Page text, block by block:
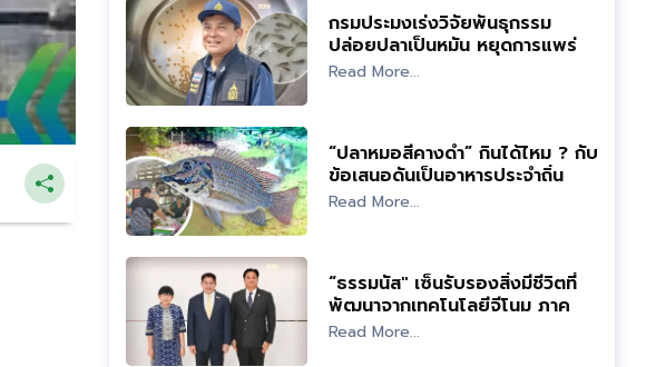
กรมประมงเร่งวิจัยพันธุกรรม
ปล่อยปลาเป็นหมัน หยุดการแพร่
ระบาดปลาหมอคางดำ
Read More...
“ปลาหมอสีคางดำ” กินได้ไหม ? กับ
ข้อเสนอดันเป็นอาหารประจำถิ่น
Read More...
“ธรรมนัส" เซ็นรับรองสิ่งมีชีวิตที่
พัฒนาจากเทคโนโลยีจีโนม ภาค
เกษตร
Read More...